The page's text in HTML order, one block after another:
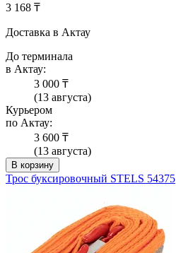
3 168 ₸
Доставка в Актау
До терминала
в Актау:
3 000 ₸
(13 августа)
Курьером
по Актау:
3 600 ₸
(13 августа)
В корзину
Трос буксировочный STELS 54375